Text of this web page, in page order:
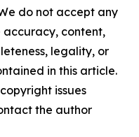
do not accept any
accuracy, content,
legality, or
in this article.
issues
the author